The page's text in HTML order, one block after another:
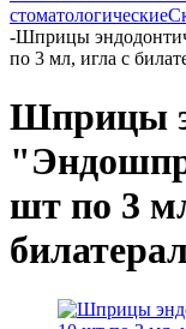
стоматологические
-Шприцы
по 3 мл, игла с
Шприцы
шт по 3